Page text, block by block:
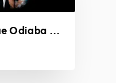
El Tipo Que Odiaba Los Musicales